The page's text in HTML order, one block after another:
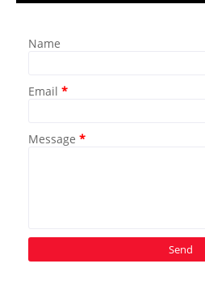
Name
Email *
Message *